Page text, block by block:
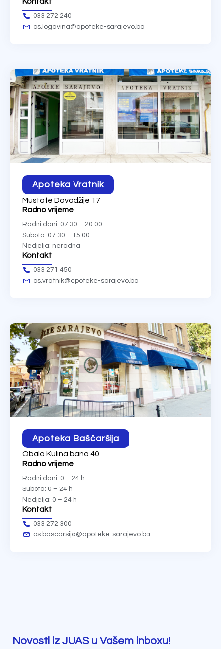
033 272 240
as.logavina@apoteke-sarajevo.ba
Apoteka Vratnik
Mustafe Dovadžije 17
Radno vrijeme
Radni dani: 07:30 – 20:00
Subota: 07:30 – 15:00
Nedjelja: neradna
Kontakt
033 271 450
as.vratnik@apoteke-sarajevo.ba
Apoteka Baščaršija
Obala Kulina bana 40
Radno vrijeme
Radni dani: 0 – 24 h
Subota: 0 – 24 h
Nedjelja: 0 – 24 h
Kontakt
033 272 300
as.bascarsija@apoteke-sarajevo.ba
Novosti iz JUAS u Vašem inboxu!